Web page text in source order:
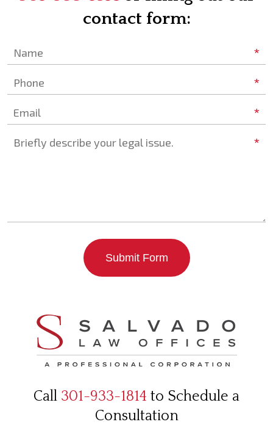
contact form:
*
*
*
*
Submit Form
Call 301-933-1814 to Schedule a
Consultation